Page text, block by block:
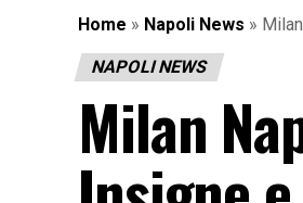
Home » Napoli News »
NAPOLI NEWS
Milan